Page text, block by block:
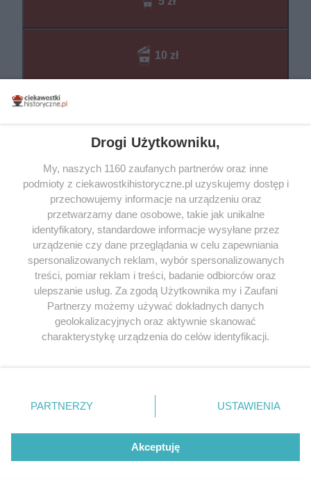
Drogi Użytkowniku,
My, naszych 1160 zaufanych partnerów oraz inne
podmioty z ciekawostkihistoryczne.pl uzyskujemy dostęp i
przechowujemy informacje na urządzeniu oraz
przetwarzamy dane osobowe, takie jak unikalne
identyfikatory, standardowe informacje wysyłane przez
urządzenie czy dane przeglądania w celu zapewniania
spersonalizowanych reklam, wybór spersonalizowanych
treści, pomiar reklam i treści, badanie odbiorców oraz
ulepszanie usług. Za zgodą Użytkownika my i Zaufani
Partnerzy możemy używać dokładnych danych
geolokalizacyjnych oraz aktywnie skanować
charakterystykę urządzenia do celów identyfikacji.
zmienić/wycofać klikając przycisk ustawień prywatności
znajdujący się w lewym dolnym rogu strony
. Niektóre
użytkownika, ale masz prawo sprzeciwić się takiemu
przetwarzaniu. Preferencje będą miały zastosowania tylko
PARTNERZY USTAWIENIA
Akceptuję